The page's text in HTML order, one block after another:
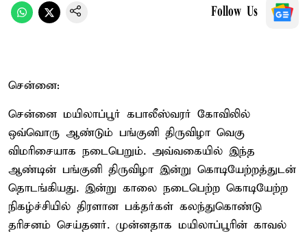
Follow Us
சென்னை:
சென்னை மயிலாப்பூர் கபாலீஸ்வரர் கோவிலில்
ஒவ்வொரு ஆண்டும் பங்குனி திருவிழா வெகு
விமரிசையாக நடைபெறும். அவ்வகையில் இந்த
ஆண்டின் பங்குனி திருவிழா இன்று கொடியேற்றத்துடன்
தொடங்கியது. இன்று காலை நடைபெற்ற கொடியேற்ற
நிகழ்ச்சியில் திரளான பக்தர்கள் கலந்துகொண்டு
தரிசனம் செய்தனர். முன்னதாக மயிலாப்பூரின் காவல்